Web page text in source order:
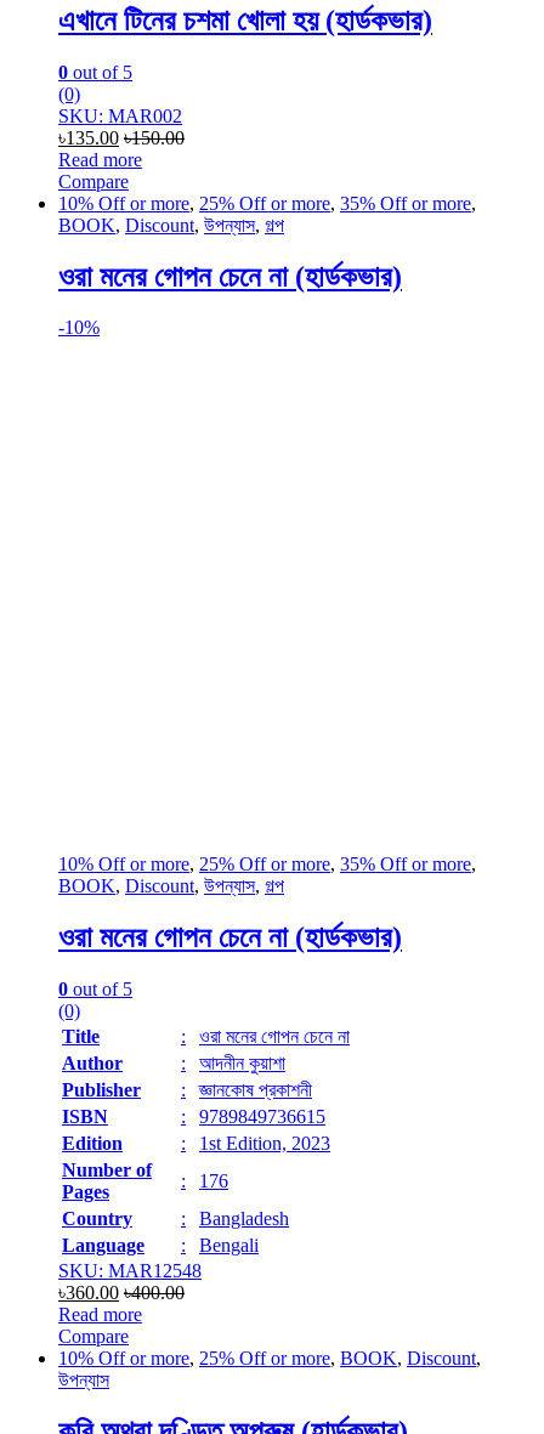
এখানে টিনের চশমা খোলা হয় (হার্ডকভার)
0 out of 5
(0)
SKU: MAR002
৳135.00 ৳150.00
Read more
Compare
10% Off or more, 25% Off or more, 35% Off or more,
BOOK, Discount, উপন্যাস, গল্প
ওরা মনের গোপন চেনে না (হার্ডকভার)
-10%
10% Off or more, 25% Off or more, 35% Off or more,
BOOK, Discount, উপন্যাস, গল্প
ওরা মনের গোপন চেনে না (হার্ডকভার)
0 out of 5
(0)
Title
:
ওরা মনের গোপন চেনে না
Author
:
আদনীন কুয়াশা
Publisher
:
জ্ঞানকোষ প্রকাশনী
ISBN
:
9789849736615
Edition
:
1st Edition, 2023
Number of
Pages
:
176
Country
:
Bangladesh
Language
:
Bengali
SKU: MAR12548
৳360.00 ৳400.00
Read more
Compare
10% Off or more, 25% Off or more, BOOK, Discount,
উপন্যাস